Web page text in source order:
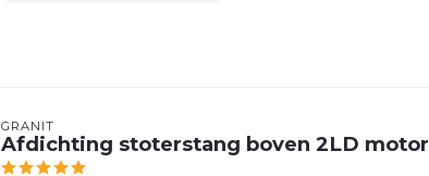
GRANIT
Afdichting stoterstang boven 2LD motor